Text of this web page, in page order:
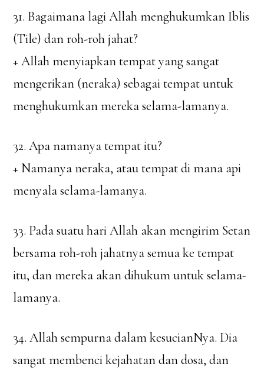
31. Bagaimana lagi Allah menghukumkan Iblis
(Tile) dan roh-roh jahat?
+ Allah menyiapkan tempat yang sangat
mengerikan (neraka) sebagai tempat untuk
menghukumkan mereka selama-lamanya.
32. Apa namanya tempat itu?
+ Namanya neraka, atau tempat di mana api
menyala selama-lamanya.
33. Pada suatu hari Allah akan mengirim Setan
bersama roh-roh jahatnya semua ke tempat
itu, dan mereka akan dihukum untuk selama-
lamanya.
34. Allah sempurna dalam kesucianNya. Dia
sangat membenci kejahatan dan dosa, dan